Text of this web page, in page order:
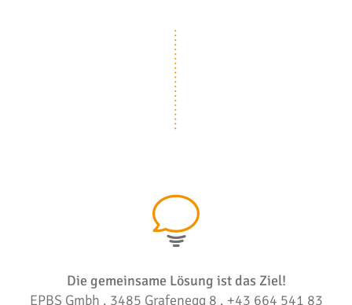
Die gemeinsame Lösung ist das Ziel!
EPBS Gmbh . 3485 Grafenegg 8 . +43 664 541 83